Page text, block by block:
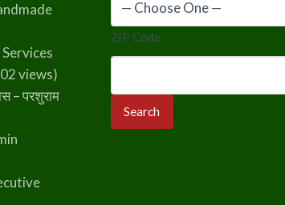
views)
– परशुराम
ZIP Code